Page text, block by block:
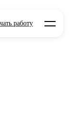
работу Open